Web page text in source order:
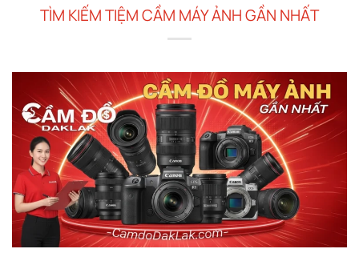
TÌM KIẾM TIỆM CẦM MÁY ẢNH GẦN NHẤT